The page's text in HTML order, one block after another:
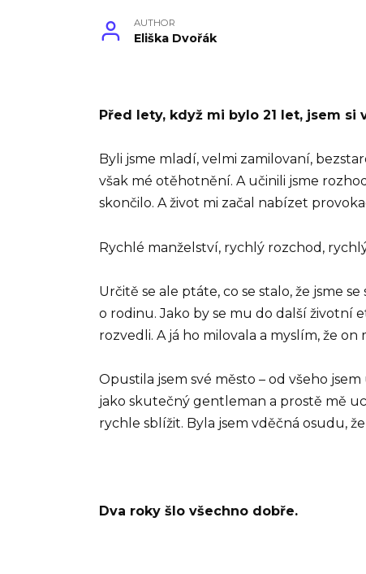
AUTHOR
Eliška Dvořák
Před lety, když mi bylo 21 let, jsem si
Byli jsme mladí, velmi zamilovaní,
však mé otěhotnění. A učinili jsme
skončilo. A život mi začal nabízet
Rychlé manželství, rychlý rozchod,
Určitě se ale ptáte, co se stalo, že jsme
o rodinu. Jako by se mu do další životní
rozvedli. A já ho milovala a myslím, že on
Opustila jsem své město – od všeho
jako skutečný gentleman a prostě mě
rychle sblížit. Byla jsem vděčná osudu,
Dva roky šlo všechno dobře.